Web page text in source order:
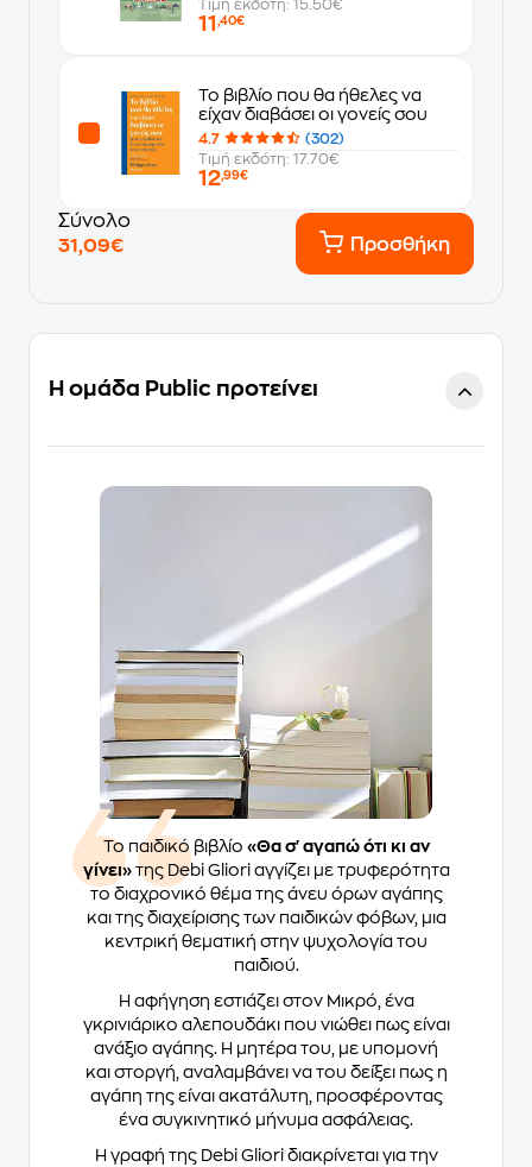
Τιμή εκδότη: 15.50€
11 ,40€
Το βιβλίο που θα ήθελες να
είχαν διαβάσει οι γονείς σου
4.7
(302)
Τιμή εκδότη: 17.70€
12,99€
Σύνολο
31,09€
Προσθήκη
Η ομάδα Public προτείνει
Το παιδικό βιβλίο «Θα σ' αγαπώ ότι κι αν
γίνει»της Debi Gliori αγγίζει με τρυφερότητα
το διαχρονικό θέμα της άνευ όρων αγάπης
και της διαχείρισης των παιδικών φόβων, μια
κεντρική θεματική στην ψυχολογία του
παιδιού.
Η αφήγηση εστιάζει στον Μικρό, ένα
γκρινιάρικο αλεπουδάκι που νιώθει πως είναι
ανάξιο αγάπης. Η μητέρα του, με υπομονή
και στοργή, αναλαμβάνει να του δείξει πως η
αγάπη της είναι ακατάλυτη, προσφέροντας
ένα συγκινητικό μήνυμα ασφάλειας.
Η γραφή της Debi Gliori διακρίνεται για την